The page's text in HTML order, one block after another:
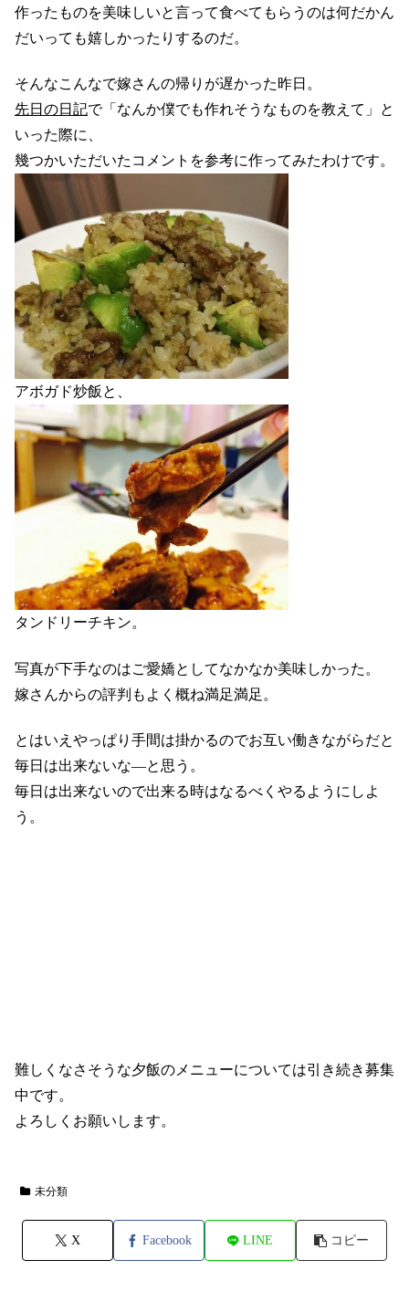
作ったものを美味しいと言って食べてもらうのは何だかん
だいっても嬉しかったりするのだ。
そんなこんなで嫁さんの帰りが遅かった昨日。
先日の日記で「なんか僕でも作れそうなものを教えて」と
いった際に、
幾つかいただいたコメントを参考に作ってみたわけです。
アボガド炒飯と、
タンドリーチキン。
写真が下手なのはご愛嬌としてなかなか美味しかった。
嫁さんからの評判もよく概ね満足満足。
とはいえやっぱり手間は掛かるのでお互い働きながらだと
毎日は出来ないな―と思う。
毎日は出来ないので出来る時はなるべくやるようにしよ
う。
難しくなさそうな夕飯のメニューについては引き続き募集
中です。
よろしくお願いします。
未分類
X Facebook LINE コピー